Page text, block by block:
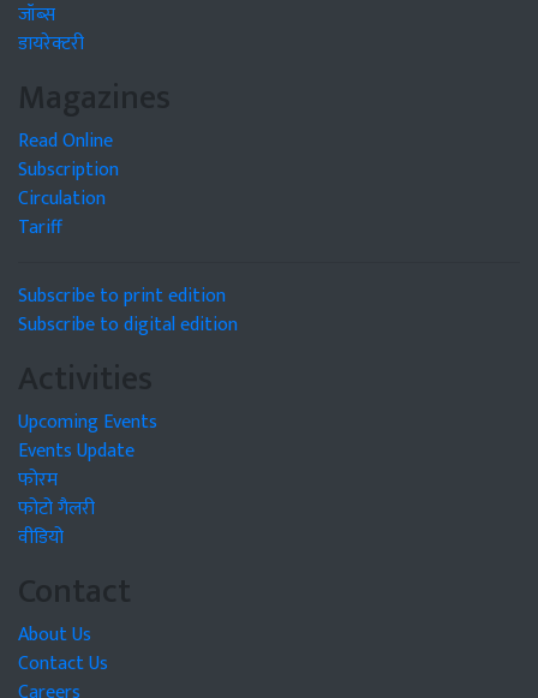
जॉब्स
डायरेक्टरी
Magazines
Read Online
Subscription
Circulation
Tariff
Subscribe to print edition
Subscribe to digital edition
Activities
Upcoming Events
Events Update
फोरम
फोटो गैलरी
वीडियो
Contact
About Us
Contact Us